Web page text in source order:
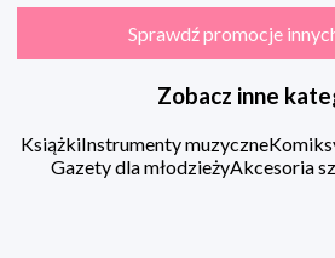
Sprawdź promocje
Zobacz inne
KsiążkiInstrumenty muzyczne
Gazety dla młodzieżyAkcesoria